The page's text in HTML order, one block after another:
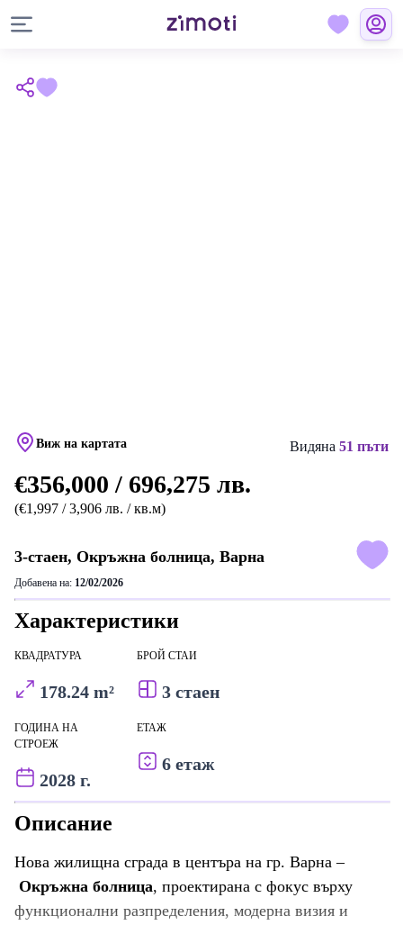
Виж на картата Видяна 51 пъти
€356,000 / 696,275 лв.
(€1,997 / 3,906 лв. / кв.м)
3-стаен, Окръжна болница, Варна
Добавена на: 12/02/2026
Характеристики
КВАДРАТУРА
178.24 m²
БРОЙ СТАИ
3 стаен
ГОДИНА НА
СТРОЕЖ
2028 г.
ЕТАЖ
6 етаж
Описание
Нова жилищна сграда в центъра на гр. Варна –
Окръжна болница, проектирана с фокус върху
функционални разпределения, модерна визия и